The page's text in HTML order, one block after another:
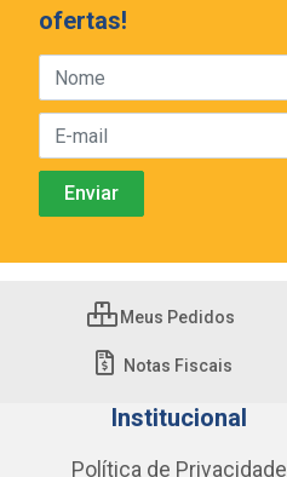
ofertas!
Meus Pedidos
Notas Fiscais
Institucional
Política de Privacidade